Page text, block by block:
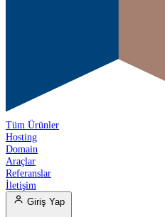
Tüm Ürünler
Hosting
Domain
Araçlar
Referanslar
İletişim
Giriş Yap